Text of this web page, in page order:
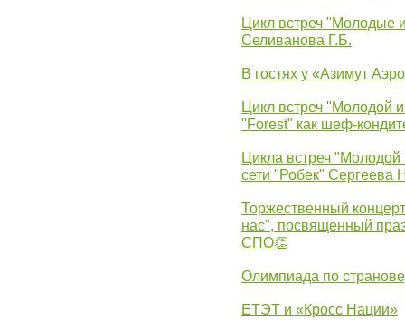
Цикл встреч "Молодые
Селиванова Г.Б.
В гостях у «Азимут
Цикл встреч "Молодой
"Forest" как шеф-
Цикла встреч
сети "Робек" Сергеева
Торжественный
нас", посвященный
СПО👏
Олимпиада по
ЕТЭТ и «Кросс Нации»